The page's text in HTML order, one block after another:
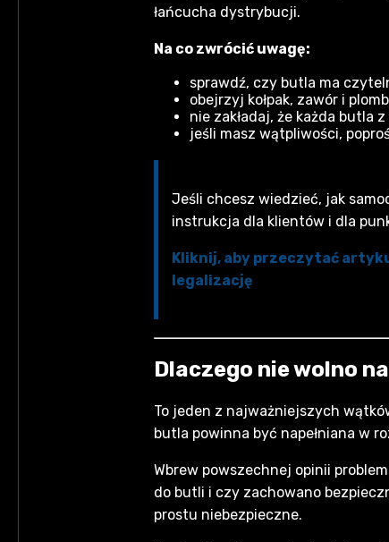
łańcucha dystrybucji.
Na co zwrócić uwagę:
sprawdź, czy butla ma
obejrzyj kołpak, zawór i
nie zakładaj, że każda butla
jeśli masz wątpliwości,
Jeśli chcesz wiedzieć, jak
instrukcja dla klientów i dla
Kliknij, aby przeczytać
legalizację
Dlaczego nie wolno
To jeden z najważniejszych
butla powinna być napełniana w
Wbrew powszechnej opinii
do butli i czy zachowano
prostu niebezpieczne.